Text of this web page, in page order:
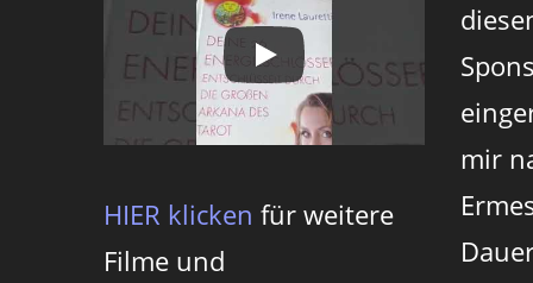
HIER klicken für weitere
Filme und
mir